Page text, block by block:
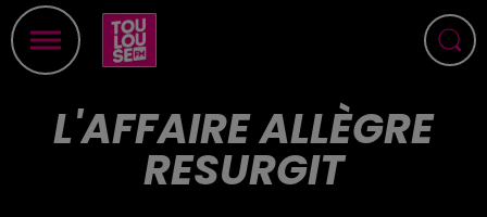
L'AFFAIRE ALLÈGRE
RESURGIT